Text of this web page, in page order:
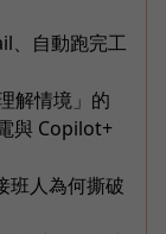
、自動跑完工
解情境」的
與 Copilot+
班人為何撕破